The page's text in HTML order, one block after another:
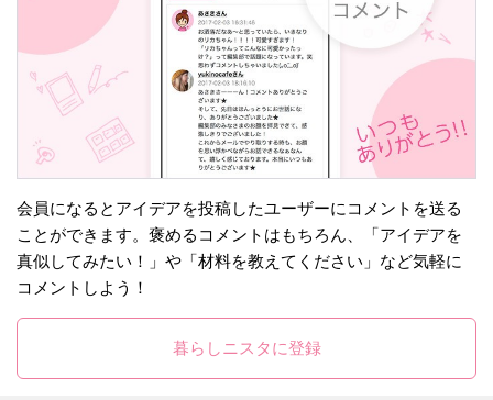
会員になるとアイデアを投稿したユーザーにコメントを送る
ことができます。褒めるコメントはもちろん、「アイデアを
真似してみたい！」や「材料を教えてください」など気軽に
コメントしよう！
暮らしニスタに登録